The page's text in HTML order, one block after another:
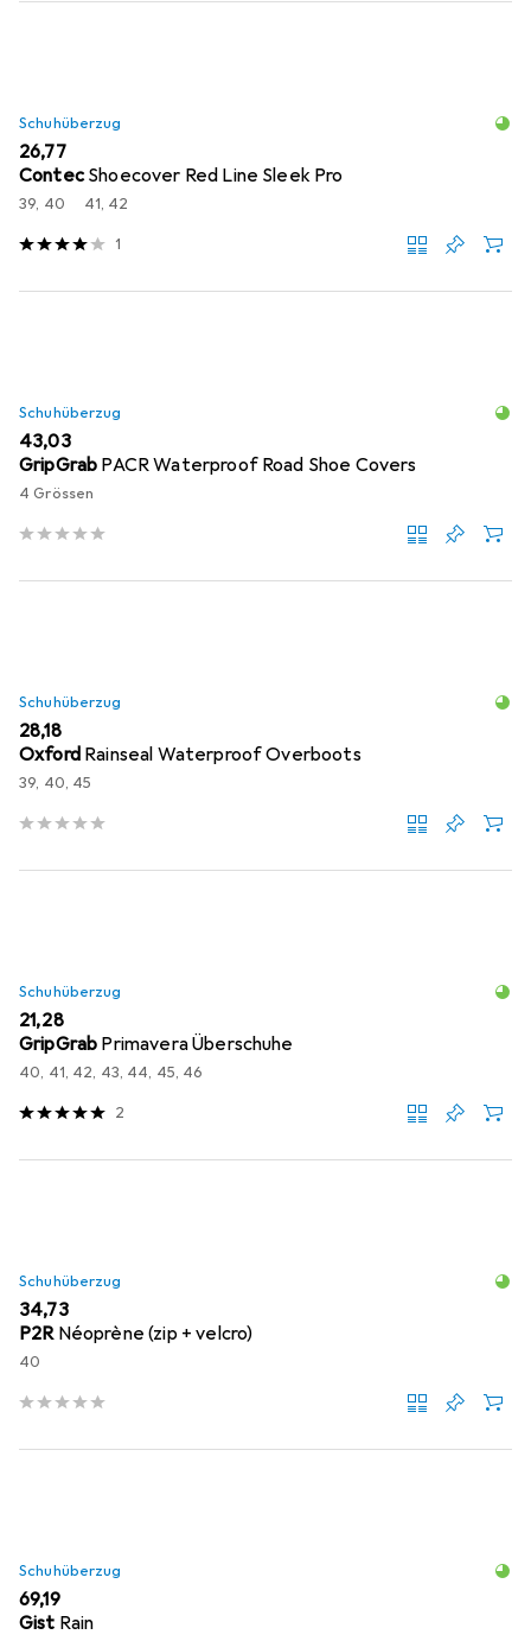
Schuhüberzug
EUR
26,77
Contec Shoecover Red Line Sleek Pro
39, 40 41, 42
1
Schuhüberzug
EUR
43,03
GripGrab PACR Waterproof Road Shoe Covers
4 Grössen
Schuhüberzug
EUR
28,18
Oxford Rainseal Waterproof Overboots
39, 40, 45
Schuhüberzug
EUR
21,28
GripGrab Primavera Überschuhe
40, 41, 42, 43, 44, 45, 46
2
Schuhüberzug
EUR
34,73
P2R Néoprène (zip + velcro)
40
Schuhüberzug
EUR
69,19
Gist Rain